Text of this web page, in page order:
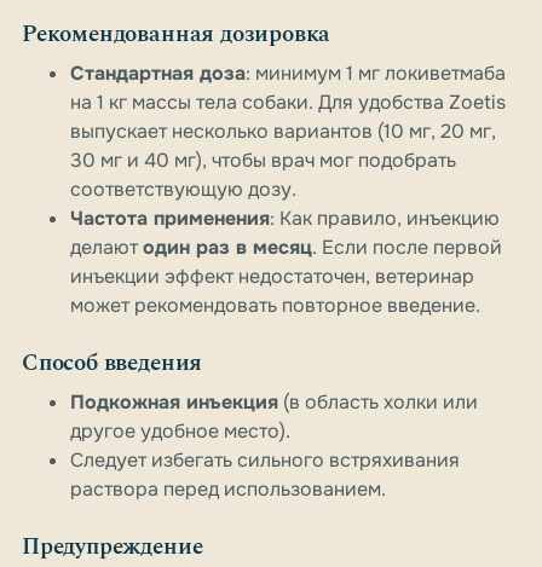
Рекомендованная дозировка
Стандартная доза: минимум 1 мг локиветмаба
на 1 кг массы тела собаки. Для удобства Zoetis
выпускает несколько вариантов (10 мг, 20 мг,
30 мг и 40 мг), чтобы врач мог подобрать
соответствующую дозу.
Частота применения: Как правило, инъекцию
делаютодин раз в месяц. Если после первой
инъекции эффект недостаточен, ветеринар
может рекомендовать повторное введение.
Способ введения
Подкожная инъекция (в область холки или
другое удобное место).
Следует избегать сильного встряхивания
раствора перед использованием.
Предупреждение